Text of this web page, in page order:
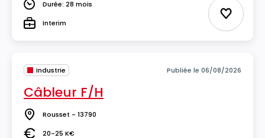
DuréeDurée: 28 mois
TypeInterim Ajouter
Industrie Publiée le 06/08/2026
Câbleur F/H
Lieu Rousset - 13790
20-25 K€